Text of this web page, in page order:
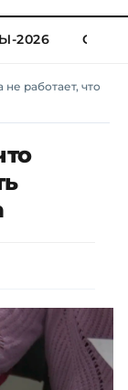
2026
не работает, что